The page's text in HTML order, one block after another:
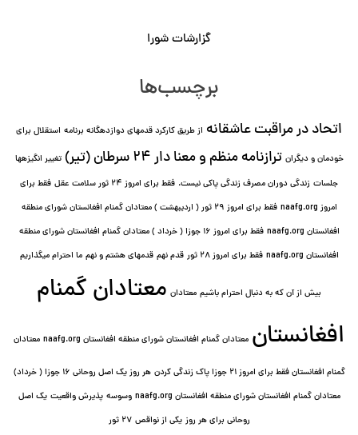
گزارشات شورا
برچسب‌ها
اتحاد در مراقبت عاشقانه از طریق کارکرد قدمهای دوازده⁯گانه برنامه استقلال برای
خودمان و دیگران ترازنامه منظم و معنا دار ٢۴ سرطان (تیر)
تغییر انگیزه⁯ها
جلسات زندگی دوران مصرف زندگی پاکی نیست. فقط برای امروز 24 ثور سلامت عقل
فقط برای
امروز naafg.org
فقط برای امروز ٢٩ ثور ( اردیبهشت ) معتادان گمنام افغانستان شورای منطقه
افغانستان naafg.org
فقط برای امروز ۱۶ جوزا ( خرداد ) معتادان گمنام افغانستان شورای منطقه
افغانستان naafg.org
فقط برای امروز ۲۸ ثور قدم نهم قدمهای هشتم و نهم ما احترام میگذاریم
بیش از آن که به دنبال احترام باشیم معتادان معتادان گمنام
افغانستان معتادان گمنام افغانستان شورای منطقه افغانستان naafg.org معتادان
گمنام افغانستان فقط برای امروز ۲۱ جوزا پاک زندگی کردن
هر روز یک اصل روحانی ۱۶ جوزا ( خرداد)
معتادان گمنام افغانستان شورای منطقه افغانستان naafg.org
وسوسه پذيرش واقعیت یک اصل
روحانی برای هر روز یکی از نواقص ۲۷ ثور